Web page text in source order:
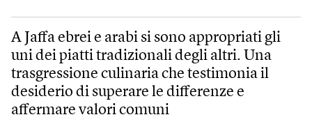
A Jaffa ebrei e arabi si sono appropriati gli
uni dei piatti tradizionali degli altri. Una
trasgressione culinaria che testimonia il
desiderio di superare le differenze e
affermare valori comuni